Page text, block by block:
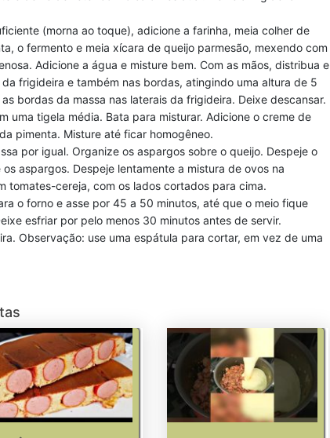
(morna ao toque), adicione a farinha, meia colher de
o fermento e meia xícara de queijo parmesão, mexendo com
Adicione a água e misture bem. Com as mãos, distribua e
frigideira e também nas bordas, atingindo uma altura de 5
bordas da massa nas laterais da frigideira. Deixe descansar.
uma tigela média. Bata para misturar. Adicione o creme de
pimenta. Misture até ficar homogêneo.
por igual. Organize os aspargos sobre o queijo. Despeje o
aspargos. Despeje lentamente a mistura de ovos na
tomates-cereja, com os lados cortados para cima.
o forno e asse por 45 a 50 minutos, até que o meio fique
esfriar por pelo menos 30 minutos antes de servir.
Observação: use uma espátula para cortar, em vez de uma